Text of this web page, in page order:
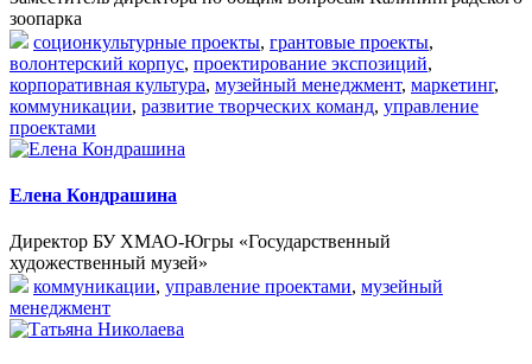
зоопарка
соционкультурные проекты, грантовые проекты,
волонтерский корпус, проектирование экспозиций,
корпоративная культура, музейный менеджмент, маркетинг,
коммуникации, развитие творческих команд, управление
проектами
Елена Кондрашина
Директор БУ ХМАО-Югры «Государственный
художественный музей»
коммуникации, управление проектами, музейный
менеджмент